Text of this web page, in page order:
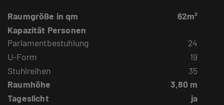
Raumgröße in qm
62m²
Kapazität Personen
Parlamentbestuhlung
24
U-Form
19
Stuhlreihen
35
Raumhöhe
3,80 m
Tageslicht
ja